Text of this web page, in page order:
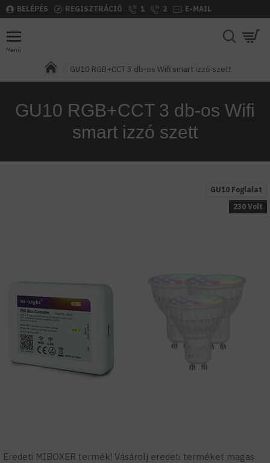
BELÉPÉS REGISZTRÁCIÓ 1 2 E-MAIL
GU10 RGB+CCT 3 db-os Wifi smart izzó szett
GU10 RGB+CCT 3 db-os Wifi
smart izzó szett
GU10 Foglalat
230 Volt
Eredeti MIBOXER termék! Vásárolj eredeti terméket magas